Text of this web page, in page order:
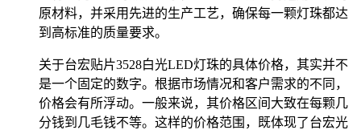
原材料，并采用先进的生产工艺，确保每一颗灯珠都达
到高标准的质量要求。
关于台宏贴片3528白光LED灯珠的具体价格，其实并不
是一个固定的数字。根据市场情况和客户需求的不同，
价格会有所浮动。一般来说，其价格区间大致在每颗几
分钱到几毛钱不等。这样的价格范围，既体现了台宏光